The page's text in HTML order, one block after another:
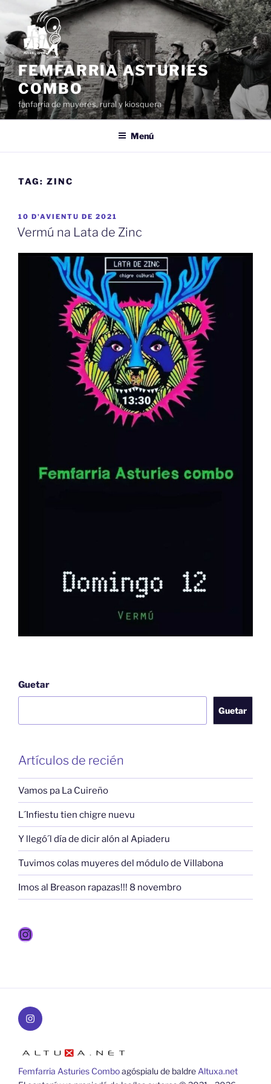
conteníu
FEMFARRIA ASTURIES
COMBO
fanfarria de muyeres, rural y kiosquera
Menú
TAG: ZINC
ESPUBLIZÁU
EN
10 D'AVIENTU DE 2021
Vermú na Lata de Zinc
Guetar
Guetar
Artículos de recién
Vamos pa La Cuireño
L´Infiestu tien chigre nuevu
Y llegó´l día de dicir alón al Apiaderu
Tuvimos colas muyeres del módulo de Villabona
Imos al Breason rapazas!!! 8 novembro
Instagram
Instagram
Femfarria Asturies Comboagóspialu de baldreAltuxa.net